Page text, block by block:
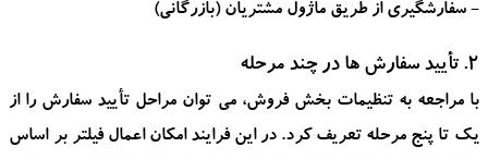
- سفارشگیری از طریق ماژول مشتریان (بازرگانی)
2. تأیید سفارش ها در چند مرحله
با مراجعه به تنظیمات بخش فروش، می توان مراحل تأیید سفارش را از
یک تا پنج مرحله تعریف کرد. در این فرایند امکان اعمال فیلتر بر اساس